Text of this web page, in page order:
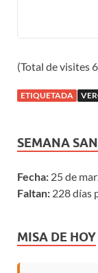
(Total de visites
ETIQUETADA
SEMANA
Fecha: 25 de
Faltan: 228 días
MISA DE HOY